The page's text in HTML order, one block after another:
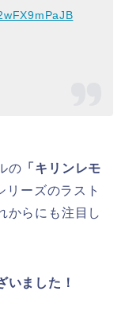
の 「キリンレモ
リーズのラスト
からにも注目し
いました！